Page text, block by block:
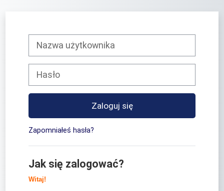
Zaloguj się
Zapomniałeś hasła?
Jak się zalogować?
Witaj!